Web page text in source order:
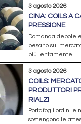
3 agosto 2026
CINA: COILS A
PRESSIONE
Domanda debole
pesano sul
più lentamente
3 agosto 2026
COILS:
PRODUTTORI
RIALZI
Portafogli ordini e
sostengono le